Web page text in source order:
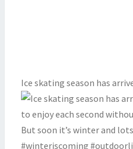
Ice skating season has